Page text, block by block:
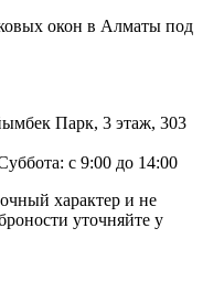
окон в Алматы под
Парк, 3 этаж, 303
с 9:00 до 14:00
характер и не
уточняйте у